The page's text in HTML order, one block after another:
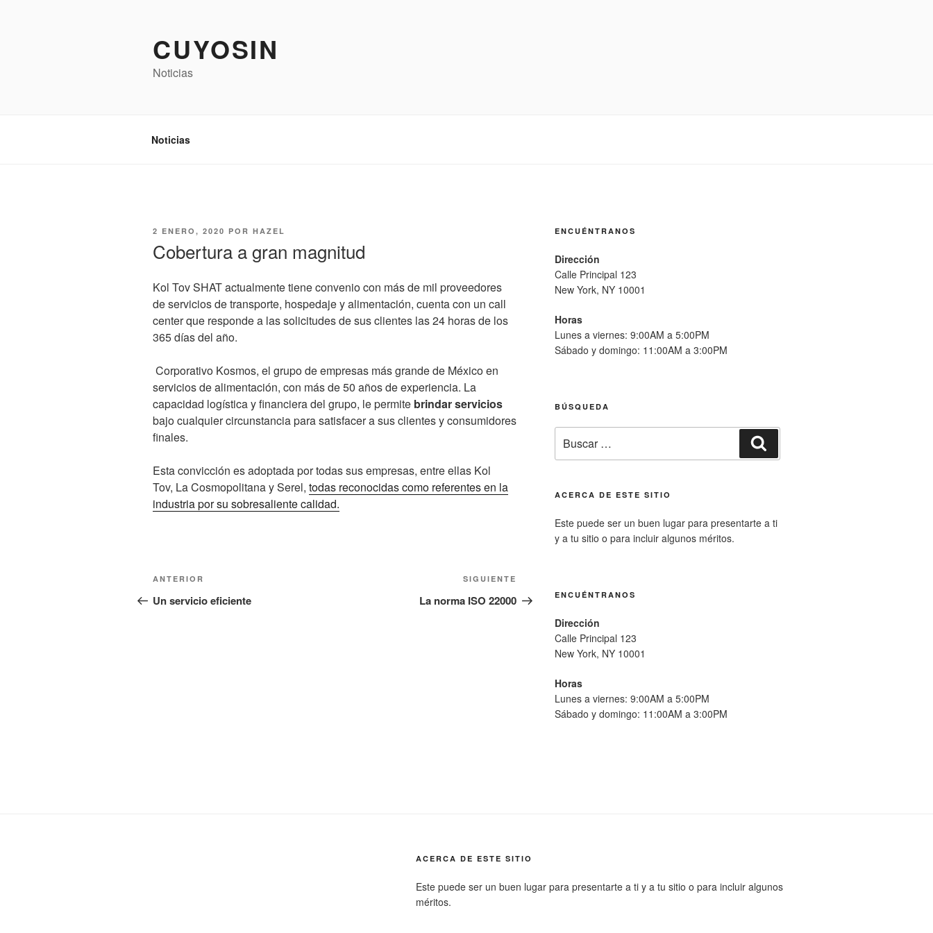
CUYOSIN
Noticias
Noticias
PUBLICADO
2 ENERO, 2020 POR HAZEL
Cobertura a gran magnitud
Kol Tov SHAT actualmente tiene convenio con más de mil proveedores
de servicios de transporte, hospedaje y alimentación, cuenta con un call
center que responde a las solicitudes de sus clientes las 24 horas de los
365 días del año.
Corporativo Kosmos, el grupo de empresas más grande de México en
servicios de alimentación, con más de 50 años de experiencia. La
capacidad logística y financiera del grupo, le permite brindar servicios
bajo cualquier circunstancia para satisfacer a sus clientes y consumidores
finales.
Esta convicción es adoptada por todas sus empresas, entre ellas Kol
Tov, La Cosmopolitana y Serel, todas reconocidas como referentes en la
industria por su sobresaliente calidad.
Navegación
de
Entrada
anterior:
ANTERIOR
Un servicio eficiente
entrada
SIGUIENTE
La norma ISO 22000
ENCUÉNTRANOS
Dirección
Calle Principal 123
New York, NY 10001
Horas
Lunes a viernes: 9:00AM a 5:00PM
Sábado y domingo: 11:00AM a 3:00PM
BÚSQUEDA
por:
ACERCA DE ESTE SITIO
Este puede ser un buen lugar para presentarte a ti
y a tu sitio o para incluir algunos méritos.
ENCUÉNTRANOS
Dirección
Calle Principal 123
New York, NY 10001
Horas
Lunes a viernes: 9:00AM a 5:00PM
Sábado y domingo: 11:00AM a 3:00PM
ACERCA DE ESTE SITIO
Este puede ser un buen lugar para presentarte a ti y a tu sitio o para incluir algunos
méritos.